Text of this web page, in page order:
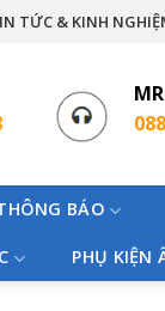
TỨC & KINH
BÁO
PHỤ KIỆN